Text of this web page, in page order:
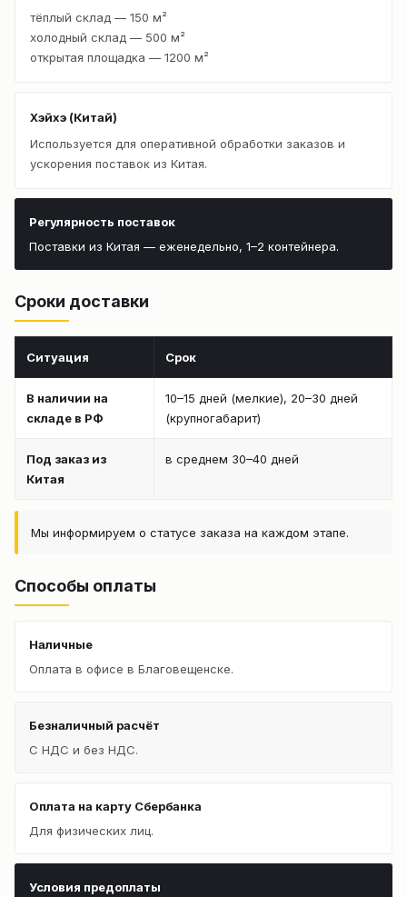
тёплый склад — 150 м²
холодный склад — 500 м²
открытая площадка — 1200 м²
Хэйхэ (Китай)
Используется для оперативной обработки заказов и
ускорения поставок из Китая.
Регулярность поставок
Поставки из Китая — еженедельно, 1–2 контейнера.
Сроки доставки
Ситуация Срок
В наличии на
складе в РФ
10–15 дней (мелкие), 20–30 дней
(крупногабарит)
Под заказ из
Китая
в среднем 30–40 дней
Мы информируем о статусе заказа на каждом этапе.
Способы оплаты
Наличные
Оплата в офисе в Благовещенске.
Безналичный расчёт
С НДС и без НДС.
Оплата на карту Сбербанка
Для физических лиц.
Условия предоплаты